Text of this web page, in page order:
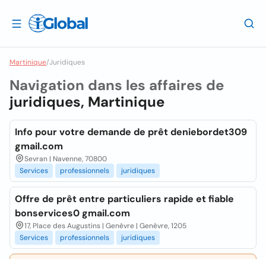
Martinique/Juridiques
Navigation dans les affaires de
juridiques, Martinique
Info pour votre demande de prêt deniebordet309
gmail.com
Sevran | Navenne, 70800
Services
professionnels juridiques
Offre de prêt entre particuliers rapide et fiable
bonservices0 gmail.com
17, Place des Augustins | Genèvre | Genèvre, 1205
Services
professionnels juridiques